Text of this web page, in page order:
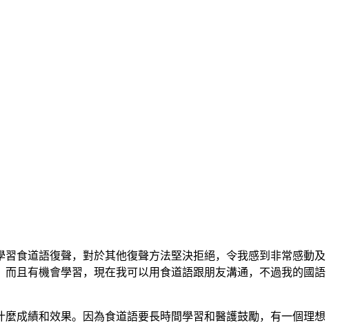
食道語復聲，對於其他復聲方法堅決拒絕，令我感到非常感動及
且有機會學習，現在我可以用食道語跟朋友溝通，不過我的國語
成績和效果。因為食道語要長時間學習和醫護鼓勵，有一個理想